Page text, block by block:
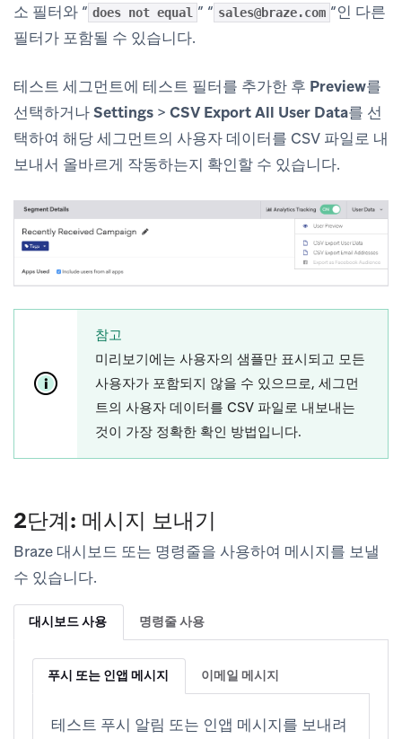
소 필터와 “ does not equal ” “ sales@braze.com “인 다른
필터가 포함될 수 있습니다.
테스트 세그먼트에 테스트 필터를 추가한 후 Preview를
선택하거나Settings > CSV Export All User Data를 선
택하여 해당 세그먼트의 사용자 데이터를 CSV 파일로 내
보내서 올바르게 작동하는지 확인할 수 있습니다.
참고
미리보기에는 사용자의 샘플만 표시되고 모든
사용자가 포함되지 않을 수 있으므로, 세그먼
트의 사용자 데이터를 CSV 파일로 내보내는
것이 가장 정확한 확인 방법입니다.
2단계: 메시지 보내기
Braze 대시보드 또는 명령줄을 사용하여 메시지를 보낼
수 있습니다.
대시보드 사용 명령줄 사용
푸시 또는 인앱 메시지 이메일 메시지
테스트 푸시 알림 또는 인앱 메시지를 보내려